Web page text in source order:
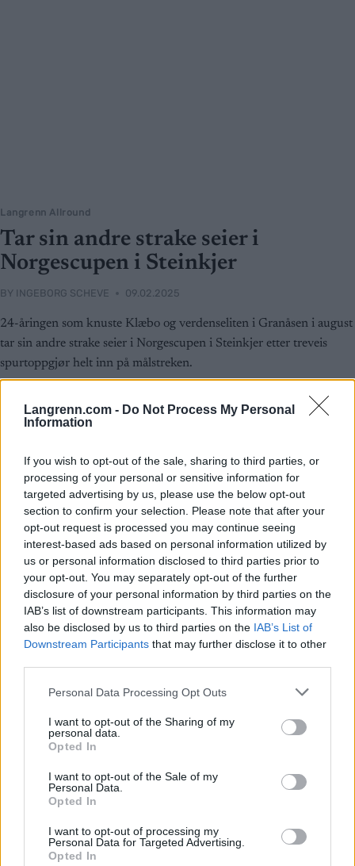
Langrenn.com - Do Not Process My Personal
Information
If you wish to opt-out of the sale, sharing to third parties, or
processing of your personal or sensitive information for
targeted advertising by us, please use the below opt-out
section to confirm your selection. Please note that after your
opt-out request is processed you may continue seeing
interest-based ads based on personal information utilized by
us or personal information disclosed to third parties prior to
your opt-out. You may separately opt-out of the further
disclosure of your personal information by third parties on the
IAB’s list of downstream participants. This information may
also be disclosed by us to third parties on the IAB’s List of
Downstream Participants that may further disclose it to other
Please note that this website/app uses one or more Google
not limited to your visit or usage behaviour. You may click to
grant or deny consent to Google and its third-party tags to
use your data for below specified purposes in below Google
consent section.
Personal Data Processing Opt Outs
I want to opt-out of the Sharing of my
personal data.
Opted In
I want to opt-out of the Sale of my
Personal Data.
Opted In
I want to opt-out of processing my
Personal Data for Targeted Advertising.
Opted In
Langrenn Allround
Tar sin andre strake seier i
Norgescupen i Steinkjer
BY INGEBORG SCHEVE 09.02.2025
24-åringen som knuste Klæbo og verdenseliten i Granåsen i august
tar sin andre strake seier i Norgescupen i Steinkjer etter treveis
spurtoppgjør helt inn på målstreken.
Regionlagskometen bare seks
tideler unna VM-gull
INGEBORG SCHEVE
Norge åpner VM med tre medaljer: To sølv og en bronse er fasiten
etter første dag av mesterskapet i Val di Fiemme.